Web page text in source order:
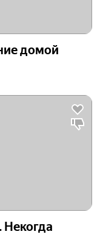
домой